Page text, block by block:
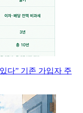
다” 기존 가입자 주